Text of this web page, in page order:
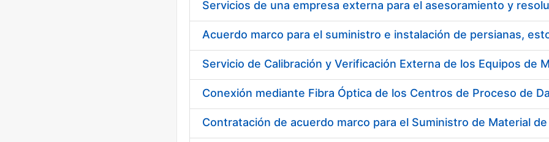
Acuerdo marco para el suministro e instalación de persianas,